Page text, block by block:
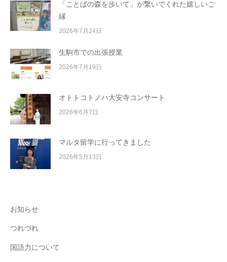
「ことばの森を歩いて」が繋いでくれた嬉しいご
縁
2026年7月24日
生駒市での出張授業
2026年7月19日
オトトコトノハ大安寺コンサート
2026年6月7日
マルタ留学に行ってきました
2026年5月13日
お知らせ
つれづれ
国語力について